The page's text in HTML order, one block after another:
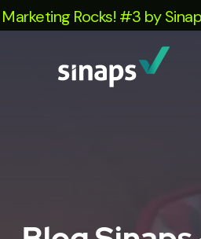
Rocks! #3 by Sinaps.